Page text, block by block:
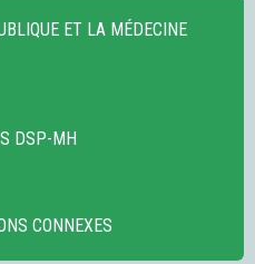
ET LA MÉDECINE
DSP-MH
CONNEXES